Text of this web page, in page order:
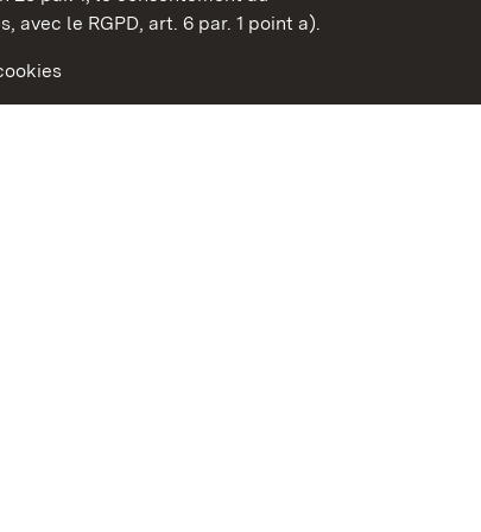
avec le RGPD, art. 6 par. 1 point a).